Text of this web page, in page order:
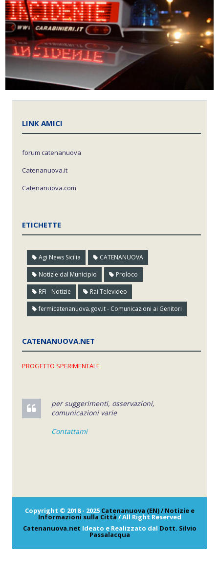
LINK AMICI
forum catenanuova
Catenanuova.it
Catenanuova.com
ETICHETTE
Agi News Sicilia CATENANUOVA
Notizie dal Municipio Proloco
RFI - Notizie Rai Televideo
fermicatenanuova.gov.it - Comunicazioni ai Genitori
CATENANUOVA.NET
PROGETTO SPERIMENTALE
per suggerimenti, osservazioni,
comunicazioni varie
Contattami
Copyright © 2018 - 2025 Catenanuova (EN) / Notizie e
Informazioni sulla Città / All Right Reserved
Catenanuova.net Ideato e Realizzato dal Dott. Silvio
Passalacqua